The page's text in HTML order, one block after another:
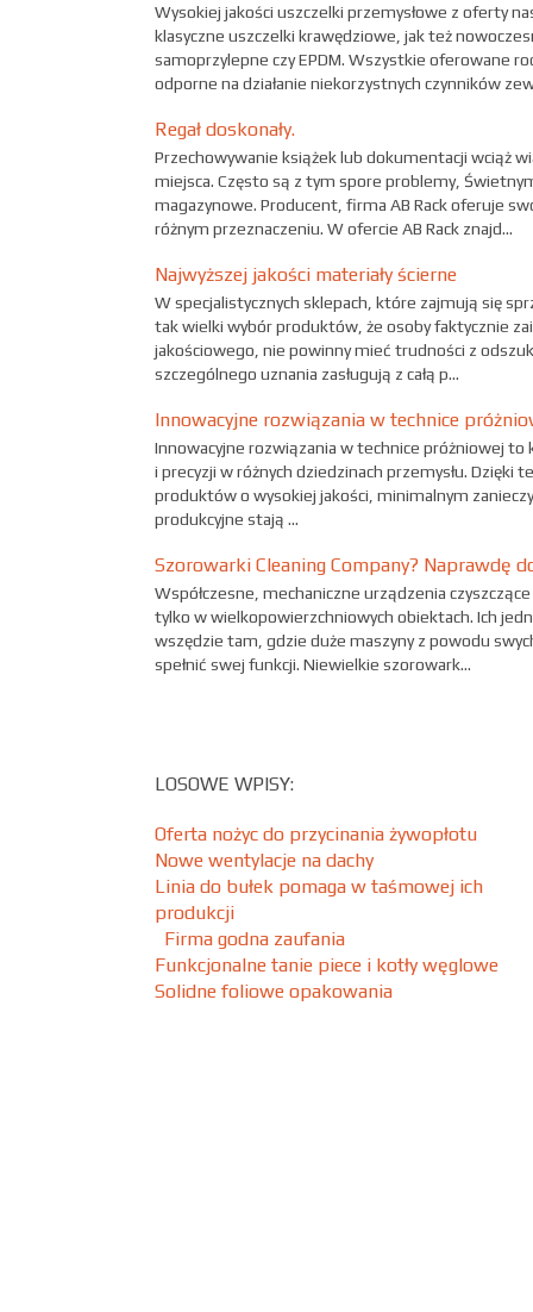
Wysokiej jakości uszczelki przemysłowe z oferty
klasyczne uszczelki krawędziowe, jak też
samoprzylepne czy EPDM. Wszystkie oferowane
odporne na działanie niekorzystnych czynników
Regał doskonały.
Przechowywanie książek lub dokumentacji wciąż
miejsca. Często są z tym spore problemy,
magazynowe. Producent, firma AB Rack oferuje
różnym przeznaczeniu. W ofercie AB Rack znajd...
Najwyższej jakości materiały ścierne
W specjalistycznych sklepach, które zajmują się
tak wielki wybór produktów, że osoby faktycznie
jakościowego, nie powinny mieć trudności z
szczególnego uznania zasługują z całą p...
Innowacyjne rozwiązania w technice
Innowacyjne rozwiązania w technice próżniowej to
i precyzji w różnych dziedzinach przemysłu.
produktów o wysokiej jakości, minimalnym
produkcyjne stają ...
Szorowarki Cleaning Company? Naprawdę
Współczesne, mechaniczne urządzenia
tylko w wielkopowierzchniowych obiektach. Ich
wszędzie tam, gdzie duże maszyny z powodu
spełnić swej funkcji. Niewielkie szorowark...
LOSOWE WPISY:
Oferta nożyc do przycinania żywopłotu
Nowe wentylacje na dachy
Linia do bułek pomaga w taśmowej ich
produkcji
Firma godna zaufania
Funkcjonalne tanie piece i kotły węglowe
Solidne foliowe opakowania